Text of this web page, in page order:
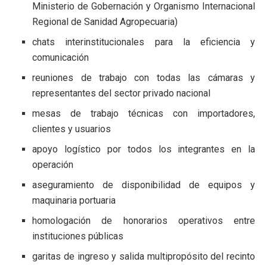
Ministerio de Gobernación y Organismo Internacional
Regional de Sanidad Agropecuaria)
chats interinstitucionales para la eficiencia y
comunicación
reuniones de trabajo con todas las cámaras y
representantes del sector privado nacional
mesas de trabajo técnicas con importadores,
clientes y usuarios
apoyo logístico por todos los integrantes en la
operación
aseguramiento de disponibilidad de equipos y
maquinaria portuaria
homologación de honorarios operativos entre
instituciones públicas
garitas de ingreso y salida multipropósito del recinto